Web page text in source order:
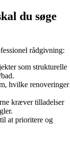
du søge
rådgivning:
som strukturelle
hvilke renoveringer
kræver tilladelser
at prioritere og